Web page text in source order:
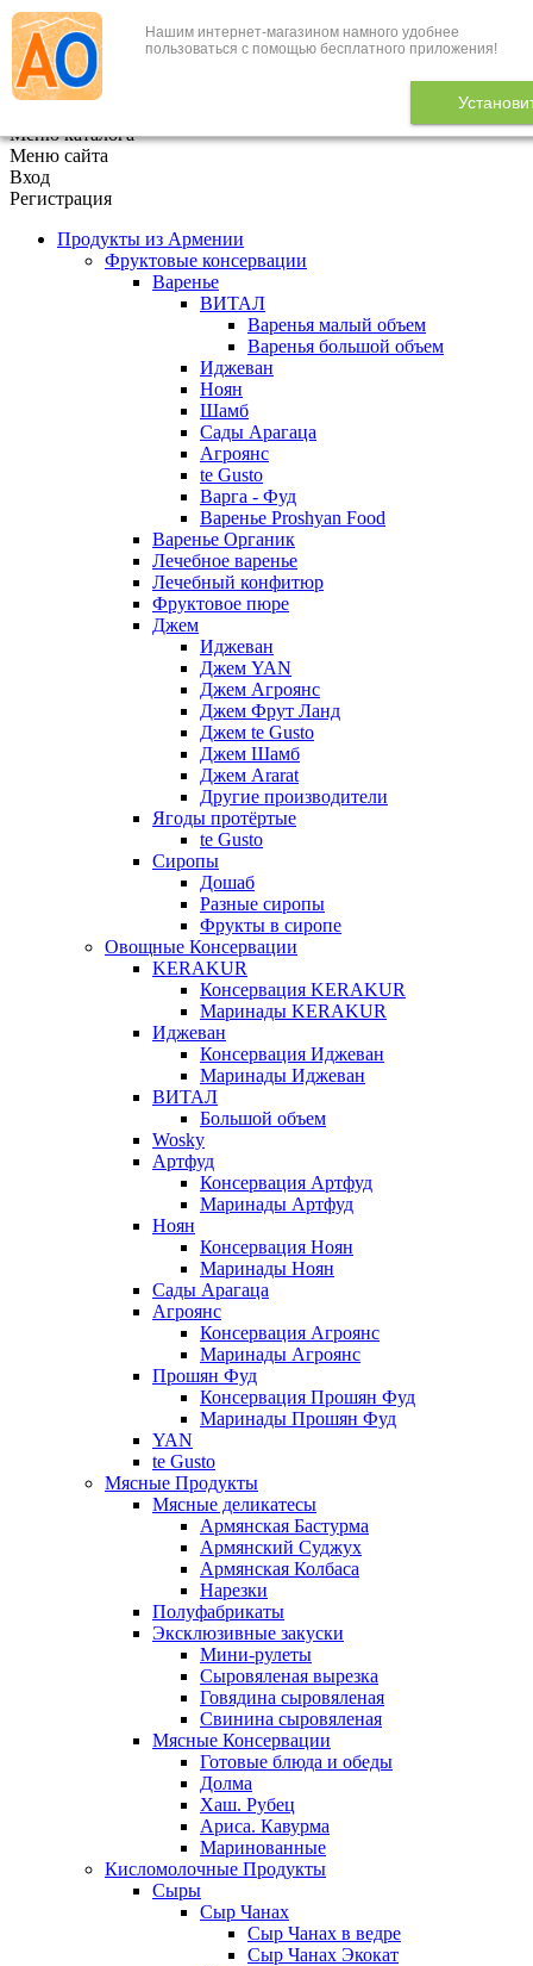
Нашим интернет-магазином намного удобнее
пользоваться с помощью бесплатного приложения!
+7 (495) 646-888-1
В корзине 0
Меню каталога
Меню сайта
Вход
Регистрация
Продукты из Армении
Фруктовые консервации
Варенье
ВИТАЛ
Варенья малый объем
Варенья большой объем
Иджеван
Ноян
Шамб
Сады Арагаца
Агроянс
te Gusto
Варга - Фуд
Варенье Proshyan Food
Варенье Органик
Лечебное варенье
Лечебный конфитюр
Фруктовое пюре
Джем
Иджеван
Джем YAN
Джем Агроянс
Джем Фрут Ланд
Джем te Gusto
Джем Шамб
Джем Ararat
Другие производители
Ягоды протёртые
te Gusto
Сиропы
Дошаб
Разные сиропы
Фрукты в сиропе
Овощные Консервации
KERAKUR
Консервация KERAKUR
Маринады KERAKUR
Иджеван
Консервация Иджеван
Маринады Иджеван
ВИТАЛ
Большой объем
Wosky
Артфуд
Консервация Артфуд
Маринады Артфуд
Ноян
Консервация Ноян
Маринады Ноян
Сады Арагаца
Агроянс
Консервация Агроянс
Маринады Агроянс
Прошян Фуд
Консервация Прошян Фуд
Маринады Прошян Фуд
YAN
te Gusto
Мясные Продукты
Мясные деликатесы
Армянская Бастурма
Армянский Суджух
Армянская Колбаса
Нарезки
Полуфабрикаты
Эксклюзивные закуски
Мини-рулеты
Сыровяленая вырезка
Говядина сыровяленая
Свинина сыровяленая
Мясные Консервации
Готовые блюда и обеды
Долма
Хаш. Рубец
Ариса. Кавурма
Маринованные
Кисломолочные Продукты
Сыры
Сыр Чанах
Сыр Чанах в ведре
Сыр Чанах Экокат